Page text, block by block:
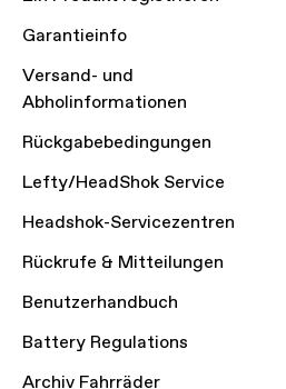
Garantieinfo
Versand- und
Abholinformationen
Rückgabebedingungen
Lefty/HeadShok Service
Headshok-Servicezentren
Rückrufe & Mitteilungen
Benutzerhandbuch
Battery Regulations
Archiv Fahrräder